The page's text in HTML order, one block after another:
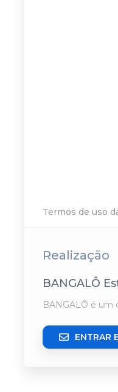
Termos de uso
Realização
BANGALÔ
BANGALÔ é um
ENTRAR